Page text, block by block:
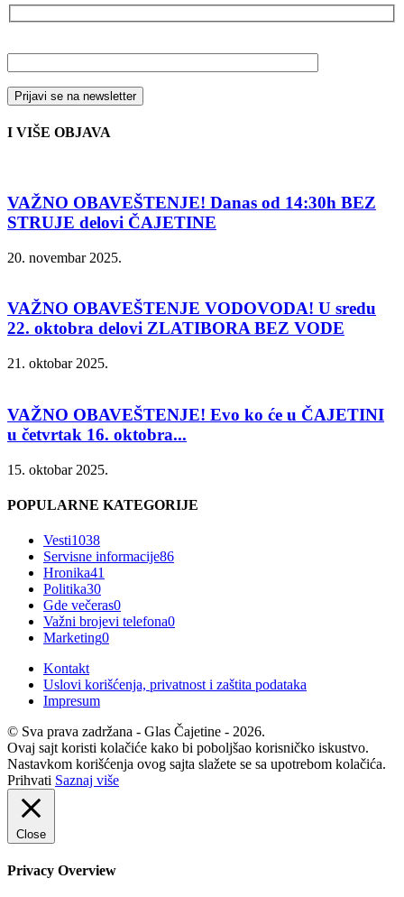
I VIŠE OBJAVA
VAŽNO OBAVEŠTENJE! Danas od 14:30h BEZ
STRUJE delovi ČAJETINE
20. novembar 2025.
VAŽNO OBAVEŠTENJE VODOVODA! U sredu
22. oktobra delovi ZLATIBORA BEZ VODE
21. oktobar 2025.
VAŽNO OBAVEŠTENJE! Evo ko će u ČAJETINI
u četvrtak 16. oktobra...
15. oktobar 2025.
POPULARNE KATEGORIJE
Vesti1038
Servisne informacije86
Hronika41
Politika30
Gde večeras0
Važni brojevi telefona0
Marketing0
Kontakt
Uslovi korišćenja, privatnost i zaštita podataka
Impresum
© Sva prava zadržana - Glas Čajetine - 2026.
Ovaj sajt koristi kolačiće kako bi poboljšao korisničko iskustvo.
Nastavkom korišćenja ovog sajta slažete se sa upotrebom kolačića.
Prihvati Saznaj više
Close
Privacy Overview